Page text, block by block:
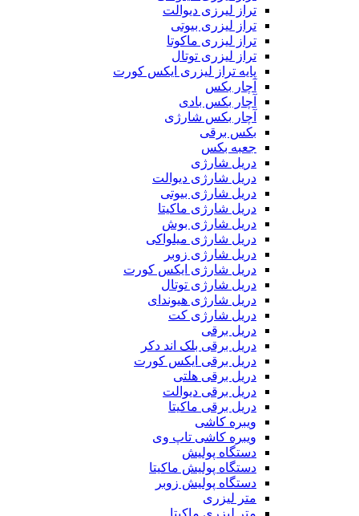
تراز لیرزی دیوالت
تراز لیزری بیوتی
تراز لیزری ماکوتا
تراز لیزری توتال
پایه تراز لیزری ایکس کورت
آچار بکس
آچار بکس بادی
آچار بکس شارژی
بکس برقی
جعبه بکس
دریل شارژی
دریل شارژی دیوالت
دریل شارژی بیوتی
دریل شارژی ماکیتا
دریل شارژی بوش
دریل شارژی میلواکی
دریل شارژی زوبر
دریل شارژی ایکس کورت
دریل شارژی توتال
دریل شارژی هیوندای
دریل شارژی کت
دریل برقی
دریل برقی بلک اند دکر
دریل برقی ایکس کورت
دریل برقی هلتی
دریل برقی دیوالت
دریل برقی ماکیتا
ویبره کاشی
ویبره کاشی تاپ وی
دستگاه پولیش
دستگاه پولیش ماکیتا
دستگاه پولیش زوبر
متر لیزری
متر لیزری ماکیتا